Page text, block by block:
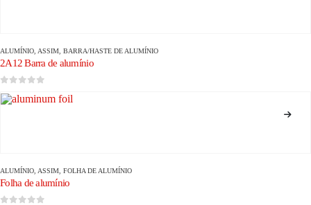
ALUMÍNIO , ASSIM, BARRA/HASTE DE ALUMÍNIO
2A12 Barra de alumínio
ALUMÍNIO, ASSIM, FOLHA DE ALUMÍNIO
Folha de alumínio